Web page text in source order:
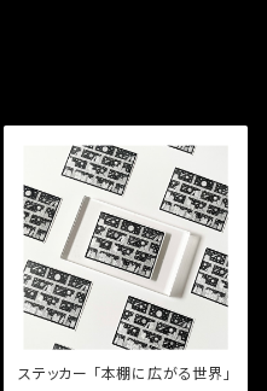
ステッカー 「本棚に広がる世界」